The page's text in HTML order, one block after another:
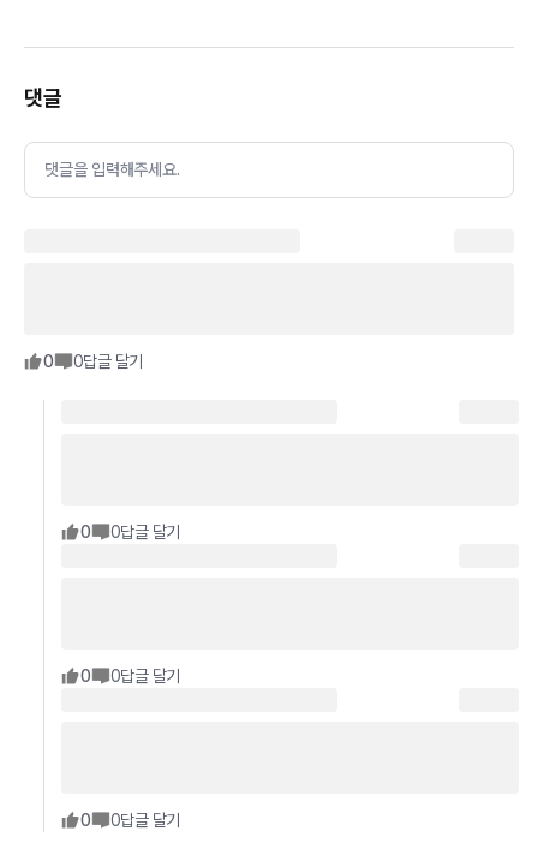
댓글
댓글을 입력해주세요.
0 0답글 달기
0 0답글 달기
0 0답글 달기
0 0답글 달기